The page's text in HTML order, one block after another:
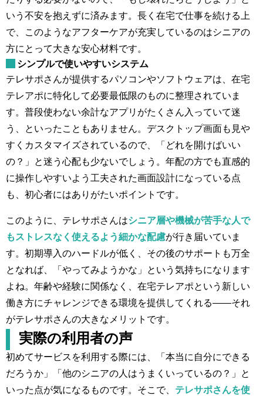
いう不安を抱えずに済みます。長く在宅で仕事を続ける上
で、このようなアフターケアが充実しているのはシニアの
方にとって大きな安心材料です。
シンプルで使いやすいシステム
テレサポさんが提供するパソコンやソフトウェアは、在宅
テレアポに特化して必要最低限のものに整理されていま
す。普段使わない余計なアプリがたくさん入っていて迷
う、といったこともありません。デスクトップ画面も見や
すくカスタマイズされているので、「どれを開けばいい
の？」と迷う心配も少ないでしょう。年配の方でも直感的
に操作しやすいよう工夫された画面設計になっている点
も、初心者にはありがたいポイントです。
このように、テレサポさんはシニア層や機械が苦手な人で
もストレスなく使えるよう細かな配慮が行き届いていま
す。初期導入のハードルが低く、その後のサポートも万全
となれば、「やってみようかな」という気持ちになります
よね。年齢や経験に関係なく、在宅テレアポという新しい
働き方にチャレンジできる環境を提供してくれる――それ
がテレサポさんの大きなメリットです。
実際の利用者の声
初めてサービスを利用する際には、「本当に自分にできる
だろうか」「他のシニアの人はうまくいっているの？」と
いった点が気になるものです。そこで、 テレサポさんを使